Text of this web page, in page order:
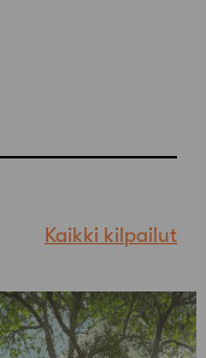
Kaikki kilpailut